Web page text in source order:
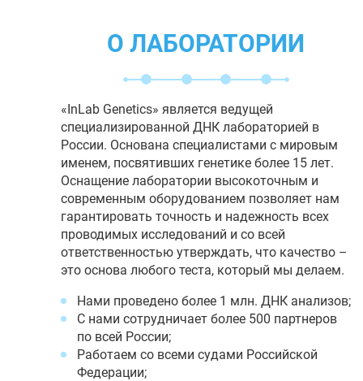
О ЛАБОРАТОРИИ
«InLab Genetics» является ведущей
специализированной ДНК лабораторией в
России. Основана специалистами с мировым
именем, посвятивших генетике более 15 лет.
Оснащение лаборатории высокоточным и
современным оборудованием позволяет нам
гарантировать точность и надежность всех
проводимых исследований и со всей
ответственностью утверждать, что качество –
это основа любого теста, который мы делаем.
Нами проведено более 1 млн. ДНК анализов;
С нами сотрудничает более 500 партнеров
по всей России;
Работаем со всеми судами Российской
Федерации;